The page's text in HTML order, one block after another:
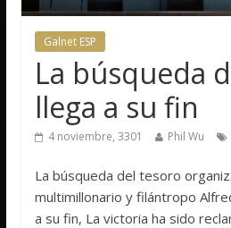
Galnet ESP
La búsqueda
llega a su fin
4 noviembre, 3301 Phil Wu
La búsqueda del tesoro
multimillonario y filántropo
a su fin, La victoria ha sido